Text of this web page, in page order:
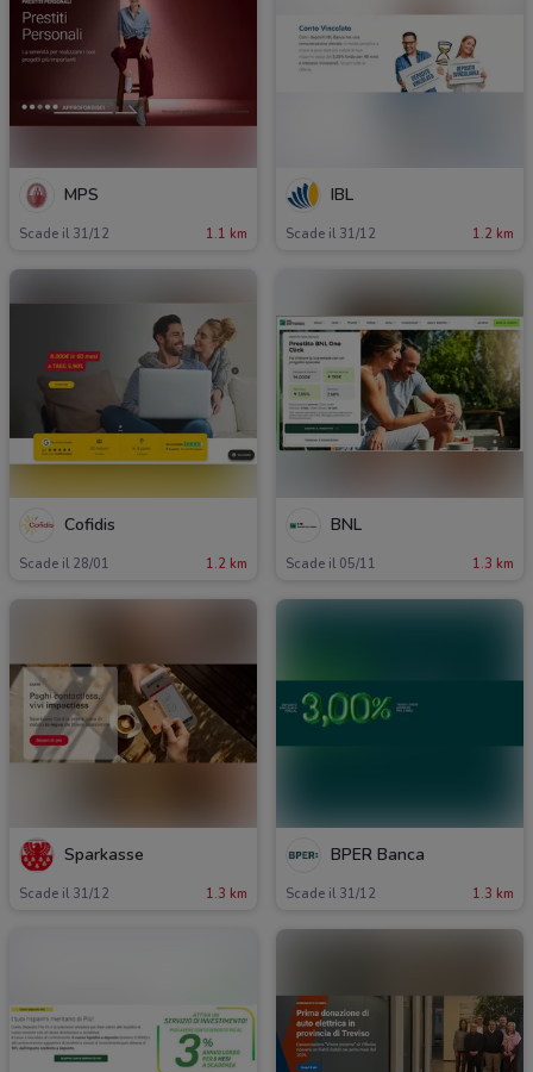
MPS
Scade il 31/12 1.1 km
IBL
Scade il 31/12 1.2 km
Cofidis
Scade il 28/01 1.2 km
BNL
Scade il 05/11 1.3 km
Sparkasse
Scade il 31/12 1.3 km
BPER Banca
Scade il 31/12 1.3 km